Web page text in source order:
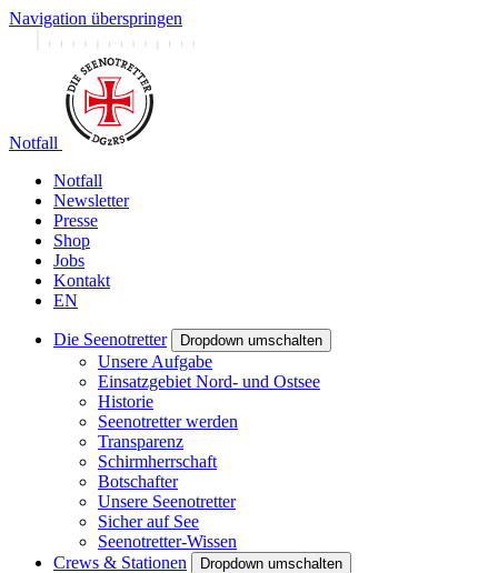
Navigation überspringen
Notfall
Notfall
Newsletter
Presse
Shop
Jobs
Kontakt
EN
Die Seenotretter Dropdown umschalten
Unsere Aufgabe
Einsatzgebiet Nord- und Ostsee
Historie
Seenotretter werden
Transparenz
Schirmherrschaft
Botschafter
Unsere Seenotretter
Sicher auf See
Seenotretter-Wissen
Crews & Stationen
Dropdown umschalten